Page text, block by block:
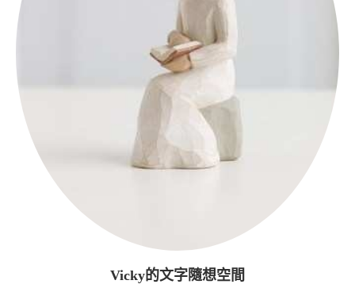
Vicky的文字隨想空間